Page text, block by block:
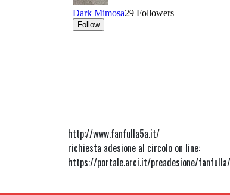
http://www.fanfulla5a.it/
richiesta adesione al circolo on line:
https://portale.arci.it/preadesione/fanfulla/